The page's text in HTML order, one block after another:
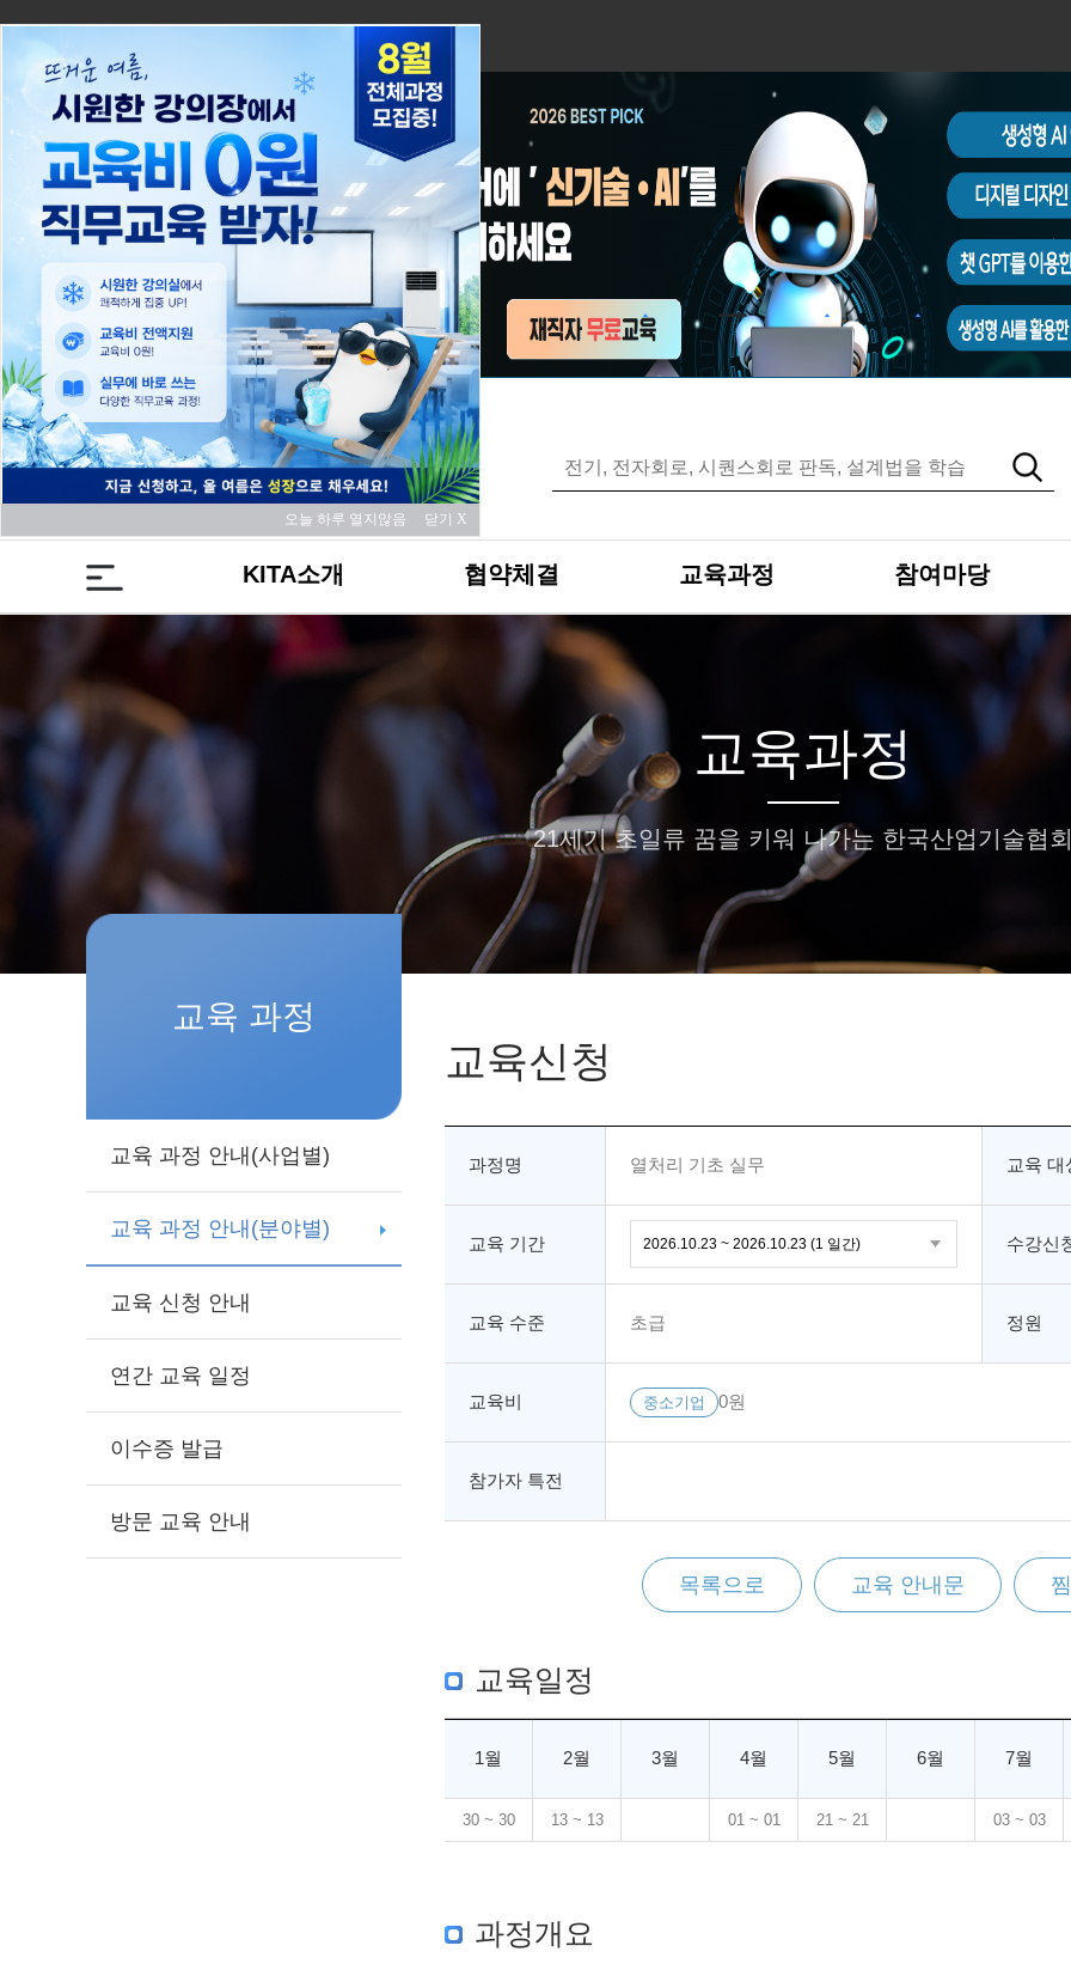
KITA소개 협약체결 교육과정 참여마당
교육과정
21세기 초일류 꿈을 키워 나가는 한국산업기술협회
교육 과정
교육 과정 안내(사업별)
교육 과정 안내(분야별)
교육 신청 안내
연간 교육 일정
이수증 발급
방문 교육 안내
교육신청
과정명 열처리 기초 실무 교육 대
교육 기간 수강신
교육 수준 초급 정원
교육비 중소기업 0원
참가자 특전
목록으로 교육 안내문
교육일정
1월 2월 3월 4월 5월 6월 7월
30 ~ 30 13 ~ 13 01 ~ 01 21 ~ 21 03 ~ 03
과정개요
오늘 하루 열지않음 닫기 X